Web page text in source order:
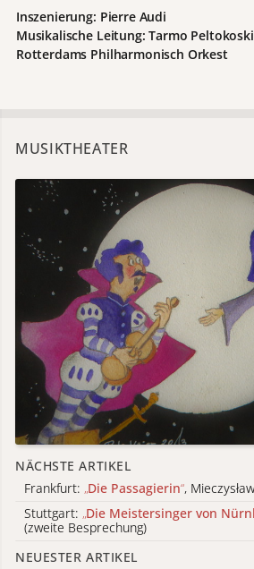
Inszenierung: Pierre Audi
Musikalische Leitung: Tarmo Peltokoski
Rotterdams Philharmonisch Orkest
MUSIKTHEATER
NÄCHSTE ARTIKEL
Frankfurt: „Die Passagierin“,
Stuttgart: „Die Meistersinger von
(zweite Besprechung)
NEUESTER ARTIKEL